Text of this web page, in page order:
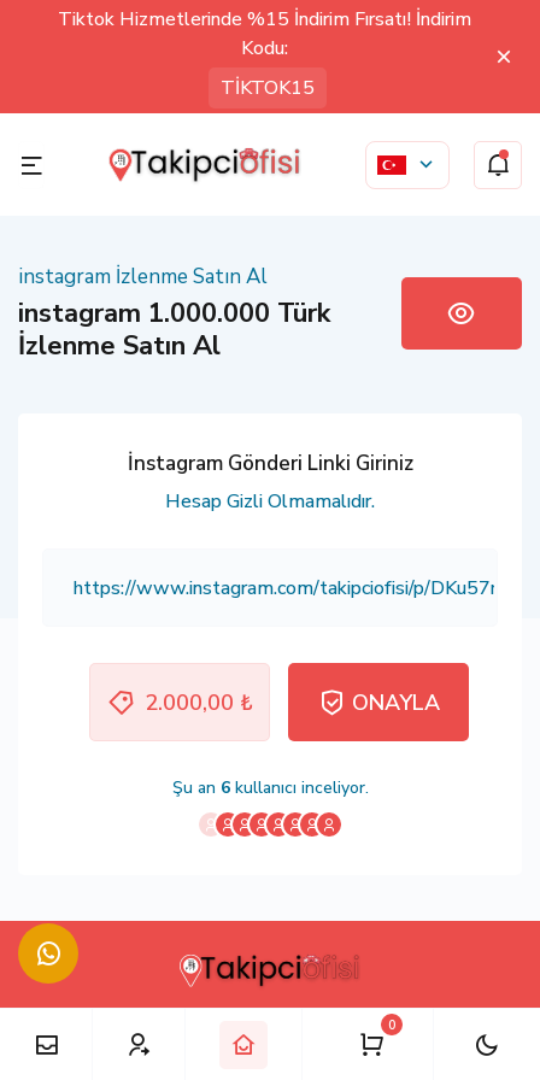
Tiktok Hizmetlerinde %15 İndirim Fırsatı! İndirim
Kodu:
TİKTOK15
0
instagram İzlenme Satın Al
instagram 1.000.000 Türk
İzlenme Satın Al
İnstagram Gönderi Linki Giriniz
Hesap Gizli Olmamalıdır.
2.000,00 ₺ ONAYLA
Şu an 6kullanıcı inceliyor.